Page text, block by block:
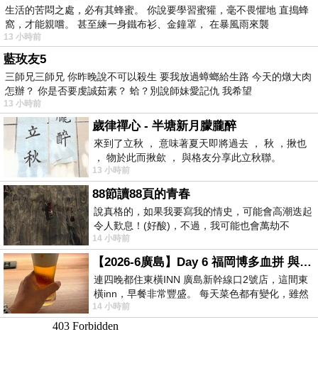
生活的苦悶之處，必有其蜂蜜。 你說要學習蜜獾，毫不畏懼地 直搗蜂
窩，才能親嚐。 甚至練一身鐵布衫、金鐘罩， 在暴風雨來襲
13 小時前
藍玫友5
三師兄三師兄 你昨晚說不可以殺生 要我放過蟑螂給生路 今天的燉大肉
怎辦？ 你是否要虔誠茹素？ 蛤？別說師妹愛記仇 我希望
13 小時前
歲律禪心 - 半塘新月朦朧醉
來到了立秋 ， 意味著夏天即將過去 ， 秋 ，揪也
， 物於此而揪歛 ， 與格友分享此立秋聯。
13 小時前
88節讀88頁的青春
說真格的，如果我要寫我的情史，可能會高潮迭起
令人歎息！(好酸)，不過，我可能也會萬劫不
復...，每天跪鍵盤還是被判了花心的罪
14 小時前
【2026-6廣島】Day 6 福岡博多血拼 與機場接送少年司機深夜對談
連四晚都住東橫INN 廣島新幹線口2號店，這間東
橫inn，早餐非常豐盛。 每天菜色都有變化，雖然
看到工作人員拿出料理包加熱，但
14 小時前